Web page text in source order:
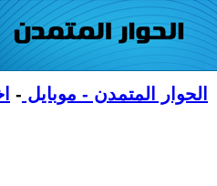
الحوار المتمدن - موبايل -